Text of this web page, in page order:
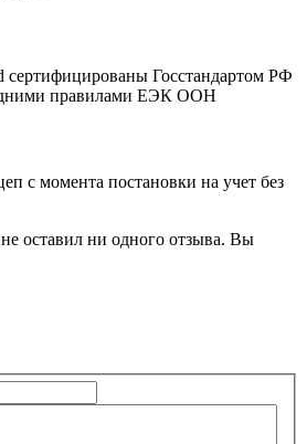
Госстандартом РФ
правилами ЕЭК ООН
с момента постановки на учет без
оставил ни одного отзыва. Вы